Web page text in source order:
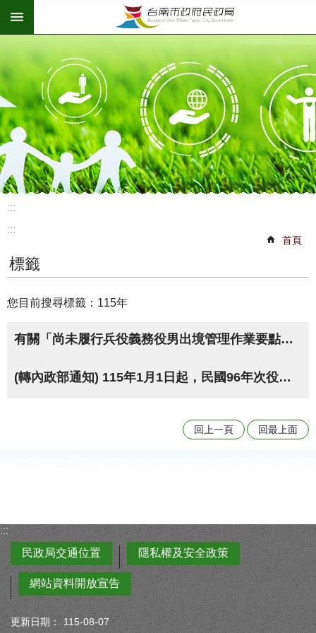
跳到主要內容區塊
:::
:::
首頁
標籤
您目前搜尋標籤：115年
有關「尚未履行兵役義務役男出境管理作業要點」修正規定， 業經內政部於115年3月17日以台內役字第1151160155號令修正發布。
(轉內政部通知) 115年1月1日起，民國96年次役男出境應經核准
回上一頁 回最上面
:::
民政局交通位置
隱私權及安全政策
網站資料開放宣告
更新日期： 115-08-07